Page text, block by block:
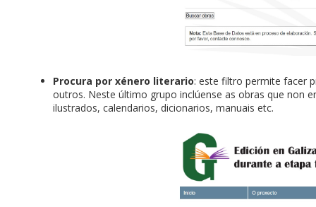
Procura por xénero literario: este filtro permite facer
outros. Neste último grupo inclúense as obras que non
ilustrados, calendarios, dicionarios, manuais etc.